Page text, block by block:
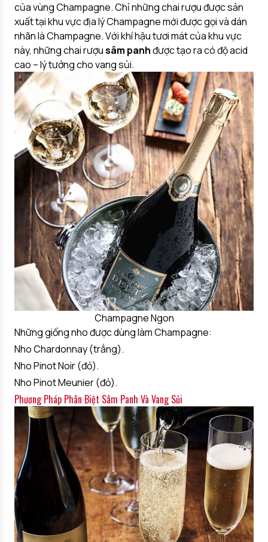
của vùng Champagne. Chỉ những chai rượu được sản
xuất tại khu vực địa lý Champagne mới được gọi và dán
nhãn là Champagne. Với khí hậu tươi mát của khu vực
này, những chai rượusâm panhđược tạo ra có độ acid
cao – lý tưởng cho vang sủi.
Champagne Ngon
Những giống nho được dùng làm Champagne:
Nho Chardonnay (trắng).
Nho Pinot Noir (đỏ).
Nho Pinot Meunier (đỏ).
Phương Pháp Phân Biệt Sâm Panh Và Vang Sủi